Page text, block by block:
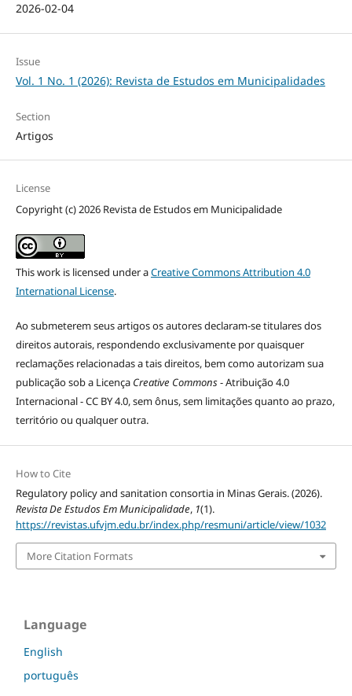
2026-02-04
Issue
Vol. 1 No. 1 (2026): Revista de Estudos em Municipalidades
Section
Artigos
License
Copyright (c) 2026 Revista de Estudos em Municipalidade
This work is licensed under aCreative Commons Attribution 4.0
International License.
Ao submeterem seus artigos os autores declaram-se titulares dos
direitos autorais, respondendo exclusivamente por quaisquer
reclamações relacionadas a tais direitos, bem como autorizam sua
publicação sob a Licença Creative Commons- Atribuição 4.0
Internacional - CC BY 4.0, sem ônus, sem limitações quanto ao prazo,
território ou qualquer outra.
How to Cite
Regulatory policy and sanitation consortia in Minas Gerais. (2026).
Revista De Estudos Em Municipalidade, 1(1).
https://revistas.ufvjm.edu.br/index.php/resmuni/article/view/1032
More Citation Formats
Language
English
português